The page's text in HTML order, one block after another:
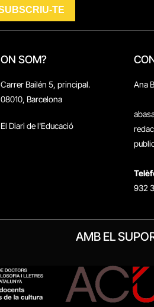
ON SOM?
Carrer Bailén 5, principal.
08010, Barcelona
El Diari de l'Educació
Ana
932
AMB EL